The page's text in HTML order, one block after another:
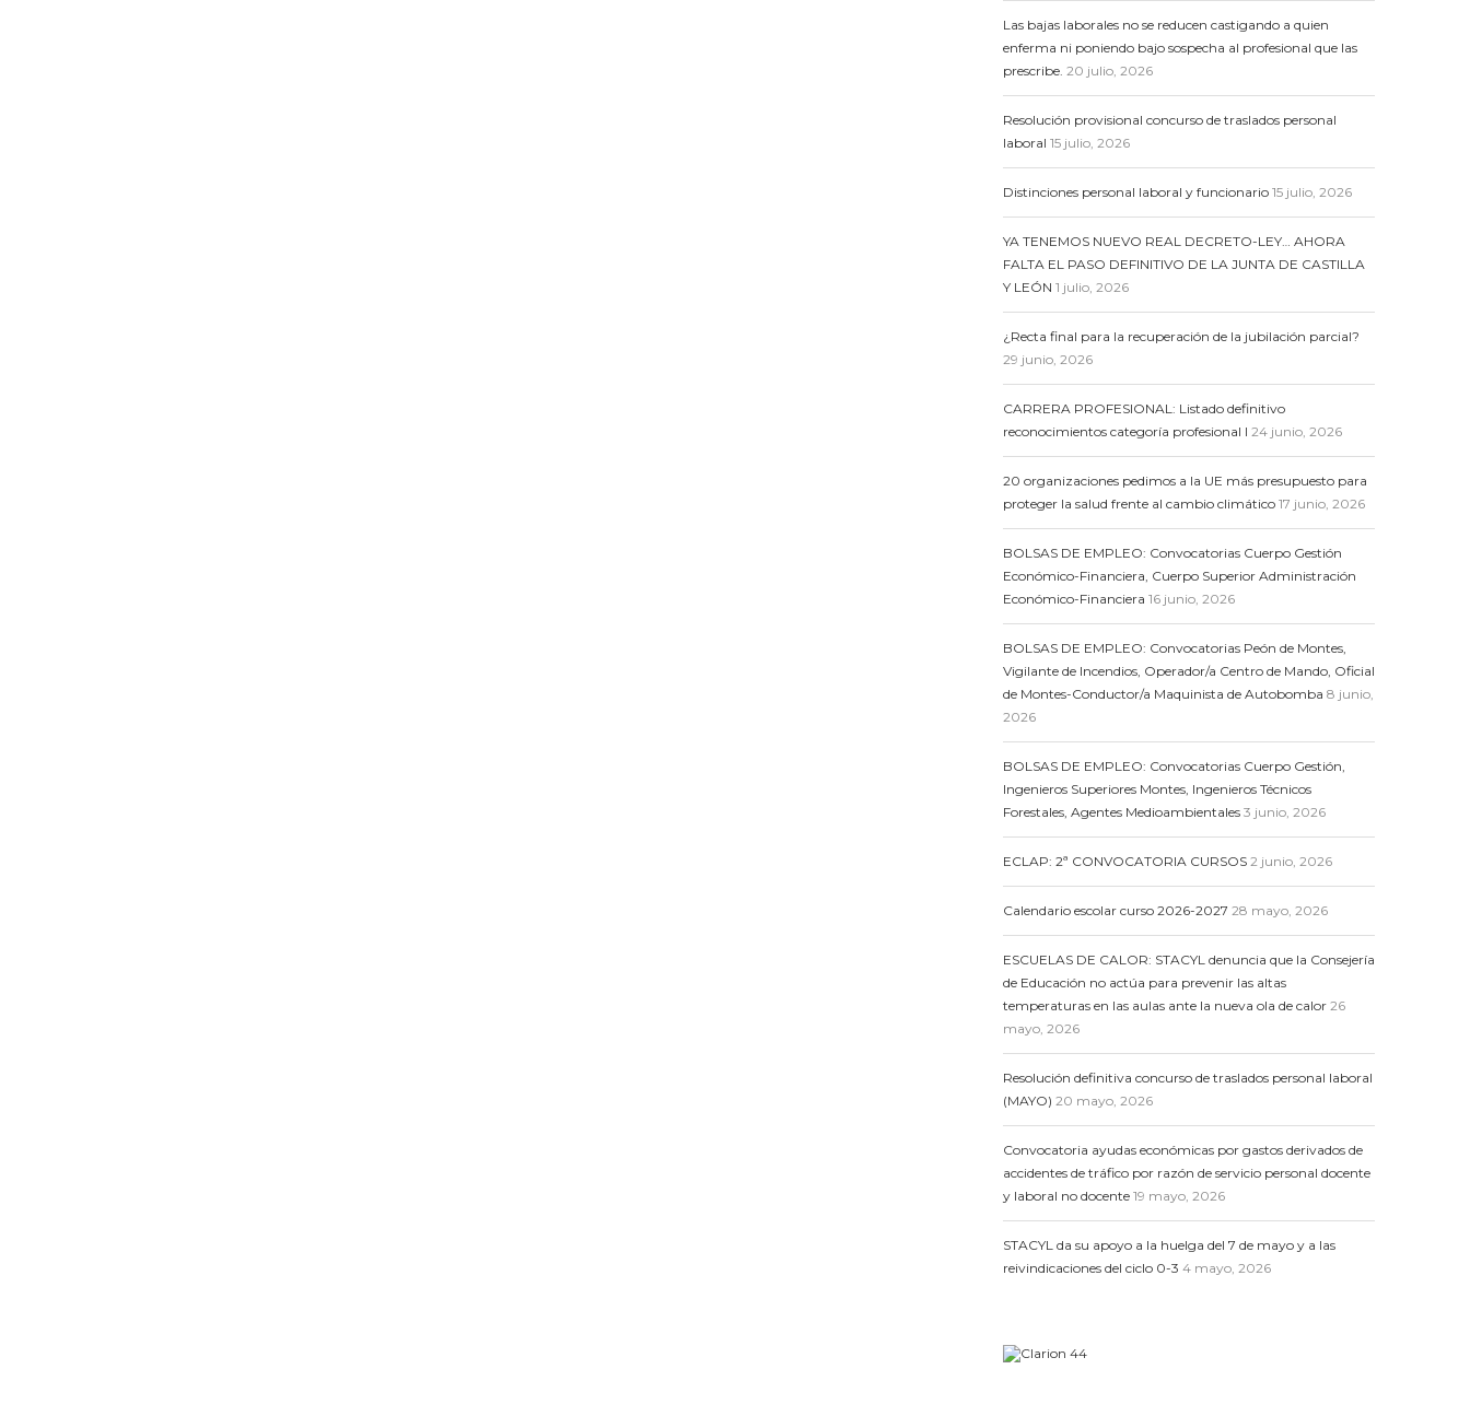
Las bajas laborales no se reducen castigando a quien
enferma ni poniendo bajo sospecha al profesional que las
prescribe. 20 julio, 2026
Resolución provisional concurso de traslados personal
laboral 15 julio, 2026
Distinciones personal laboral y funcionario 15 julio, 2026
YA TENEMOS NUEVO REAL DECRETO-LEY… AHORA
FALTA EL PASO DEFINITIVO DE LA JUNTA DE CASTILLA
Y LEÓN 1 julio, 2026
¿Recta final para la recuperación de la jubilación parcial?
29 junio, 2026
CARRERA PROFESIONAL: Listado definitivo
reconocimientos categoría profesional I 24 junio, 2026
20 organizaciones pedimos a la UE más presupuesto para
proteger la salud frente al cambio climático 17 junio, 2026
BOLSAS DE EMPLEO: Convocatorias Cuerpo Gestión
Económico-Financiera, Cuerpo Superior Administración
Económico-Financiera 16 junio, 2026
BOLSAS DE EMPLEO: Convocatorias Peón de Montes,
Vigilante de Incendios, Operador/a Centro de Mando, Oficial
de Montes-Conductor/a Maquinista de Autobomba 8 junio,
2026
BOLSAS DE EMPLEO: Convocatorias Cuerpo Gestión,
Ingenieros Superiores Montes, Ingenieros Técnicos
Forestales, Agentes Medioambientales 3 junio, 2026
ECLAP: 2ª CONVOCATORIA CURSOS 2 junio, 2026
Calendario escolar curso 2026-2027 28 mayo, 2026
ESCUELAS DE CALOR: STACYL denuncia que la Consejería
de Educación no actúa para prevenir las altas
temperaturas en las aulas ante la nueva ola de calor 26
mayo, 2026
Resolución definitiva concurso de traslados personal laboral
(MAYO) 20 mayo, 2026
Convocatoria ayudas económicas por gastos derivados de
accidentes de tráfico por razón de servicio personal docente
y laboral no docente 19 mayo, 2026
STACYL da su apoyo a la huelga del 7 de mayo y a las
reivindicaciones del ciclo 0-3 4 mayo, 2026